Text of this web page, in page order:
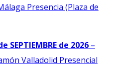
Presencia (Plaza de
SEPTIEMBRE de 2026–
Valladolid Presencial